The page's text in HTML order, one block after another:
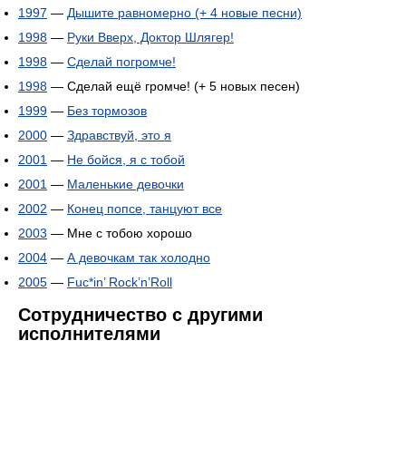
1997 — Дышите равномерно (+ 4 новые песни)
1998 — Руки Вверх, Доктор Шлягер!
1998 — Сделай погромче!
1998 — Сделай ещё громче! (+ 5 новых песен)
1999 — Без тормозов
2000 — Здравствуй, это я
2001 — Не бойся, я с тобой
2001 — Маленькие девочки
2002 — Конец попсе, танцуют все
2003 — Мне с тобою хорошо
2004 — А девочкам так холодно
2005 — Fuc*in’ Rock’n’Roll
Сотрудничество с другими
исполнителями